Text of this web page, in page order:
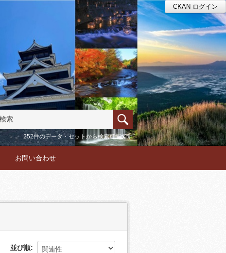
CKAN ログイン
252件のデータ・セットから検索可能です
お問い合わせ
並び順